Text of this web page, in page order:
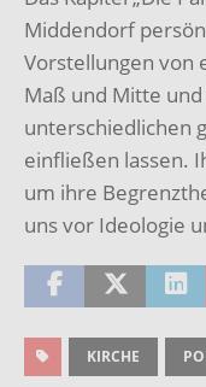
Middendorf
Vorstellungen von
Maß und Mitte
unterschiedlichen
einfließen lassen.
um ihre
uns vor Ideologie
KIRCHE